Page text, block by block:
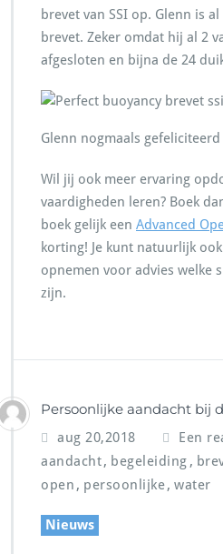
brevet van SSI op. Glenn is
brevet. Zeker omdat hij al 2
afgesloten en bijna de 24
Glenn nogmaals
Wil jij ook meer ervaring
vaardigheden leren? Boek
boek gelijk een Advanced
korting! Je kunt natuurlijk
opnemen voor advies welke
zijn.
Persoonlijke aandacht bij
aug 20,2018
Een
aandacht, begeleiding ,
open , persoonlijke, water
Nieuws